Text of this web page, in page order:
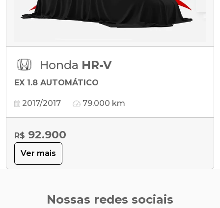
Honda HR-V
EX 1.8 AUTOMÁTICO
2017/2017 79.000 km
R$ 92.900
Ver mais
Nossas redes sociais